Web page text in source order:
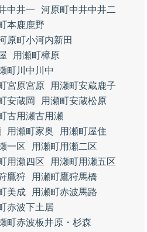
中井一
河原町中井中井二
本鹿鹿野
原町小河内新田
用瀬町樟原
町川中川中
宮原宮原
用瀬町安蔵鹿子
安蔵岡
用瀬町安蔵松原
古用瀬古用瀬
用瀬町家奥
用瀬町屋住
一区
用瀬町用瀬二区
用瀬四区
用瀬町用瀬五区
鷹狩
用瀬町鷹狩馬橋
美成
用瀬町赤波馬路
赤波下土居
町赤波板井原・杉森